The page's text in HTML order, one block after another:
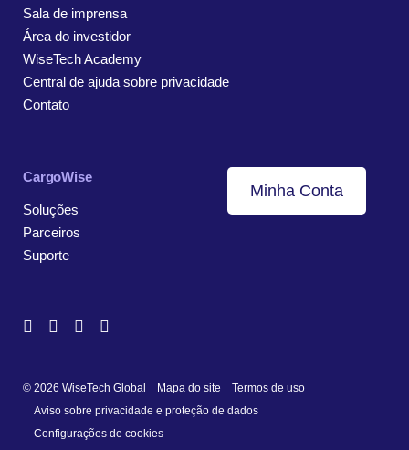
Sala de imprensa
Área do investidor
WiseTech Academy
Central de ajuda sobre privacidade
Contato
CargoWise
Soluções
Parceiros
Suporte
Minha Conta
© 2026 WiseTech Global Mapa do site
Termos de uso
Aviso sobre privacidade e proteção de dados
Configurações de cookies